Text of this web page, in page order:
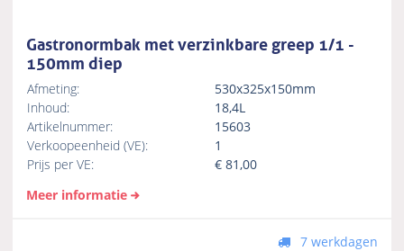
Gastronormbak met verzinkbare greep 1/1 -
150mm diep
Afmeting:
530x325x150mm
Inhoud:
18,4L
Artikelnummer:
15603
Verkoopeenheid (VE):
1
Prijs per VE:
€81,00
Meer informatie
7 werkdagen